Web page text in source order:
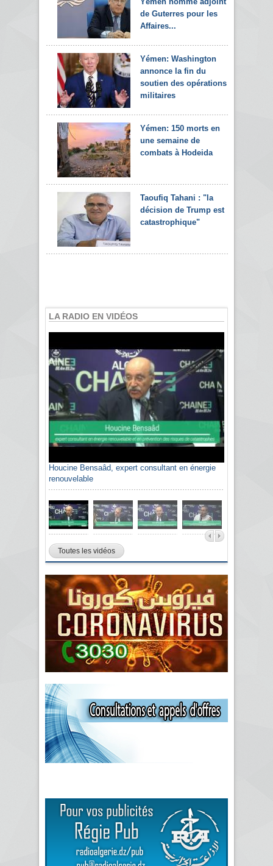
de Guterres pour les
Affaires...
Yémen: Washington
annonce la fin du
soutien des opérations
militaires
Yémen: 150 morts en
une semaine de
combats à Hodeida
Taoufiq Tahani : "la
décision de Trump est
catastrophique"
LA RADIO EN VIDÉOS
Houcine Bensaâd, expert consultant en énergie
renouvelable
Toutes les vidéos